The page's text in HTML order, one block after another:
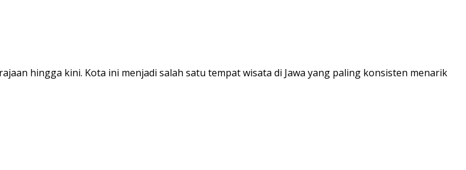
hingga kini. Kota ini menjadi salah satu tempat wisata di Jawa yang paling konsisten menarik